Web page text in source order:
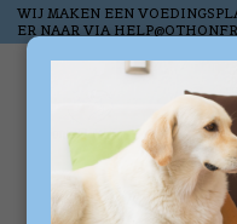
WIJ MAKEN EEN
ER NAAR VIA